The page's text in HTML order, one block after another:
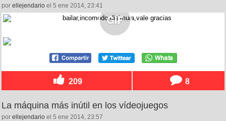
por ellejendario el 5 ene 2014, 23:41
209 8
La máquina más inútil en los vídeojuegos
por ellejendario el 5 ene 2014, 23:57